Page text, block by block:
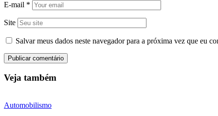
E-mail *
Site
Salvar meus dados neste navegador para a próxima vez que eu
Veja também
Automobilismo